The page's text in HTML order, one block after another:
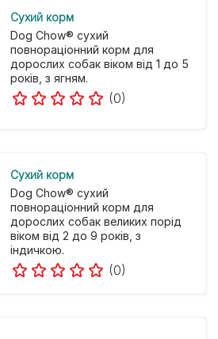
Cухий корм
Dog Chow® сухий
повнораціонний корм для
дорослих собак віком від 1 до 5
років, з ягням.
(0)
Cухий корм
Dog Chow® сухий
повнораціонний корм для
дорослих собак великих порід
віком від 2 до 9 років, з
індичкою.
(0)